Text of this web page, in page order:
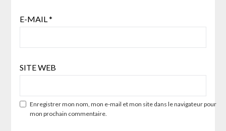
E-MAIL*
SITE WEB
Enregistrer mon nom, mon e-mail et mon site dans le navigateur pour
mon prochain commentaire.